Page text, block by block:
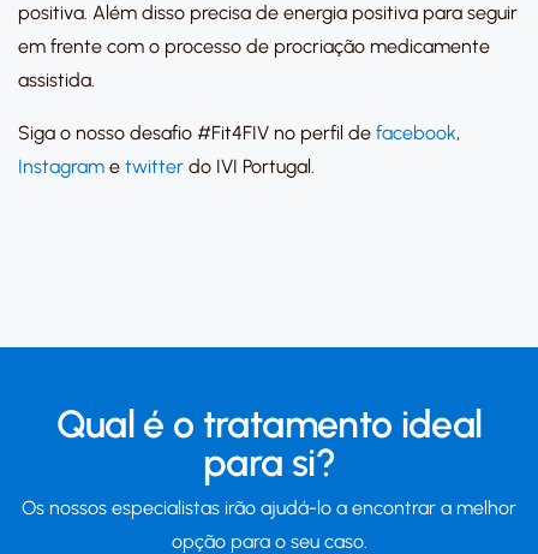
positiva. Além disso precisa de energia positiva para seguir
em frente com o processo de procriação medicamente
assistida.
Siga o nosso desafio #Fit4FIV no perfil de facebook,
Instagram e twitter do IVI Portugal.
Qual é o tratamento ideal
para si?
Os nossos especialistas irão ajudá-lo a encontrar a melhor
opção para o seu caso.